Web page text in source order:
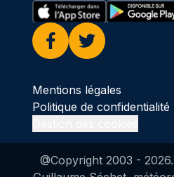
Facebook
Twitter
Mentions légales
Politique de confidentialité
@Copyright 2003 - 2026